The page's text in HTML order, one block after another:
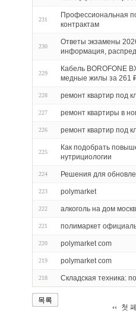
231
Профессиональная
контрактам
230
Ответы экзамены
информация,
229
Кабель BOROFONE
медные жилы за 261
228 ремонт квартир под
227 ремонт квартиры в
226 ремонт квартир под
225
Как подобрать
нутрициологии
224 Решения для
223 polymarket
222 алкоголь на дом
221 полимаркет
220 polymarket com
219 polymarket com
218 Складская техника:
목록
첫